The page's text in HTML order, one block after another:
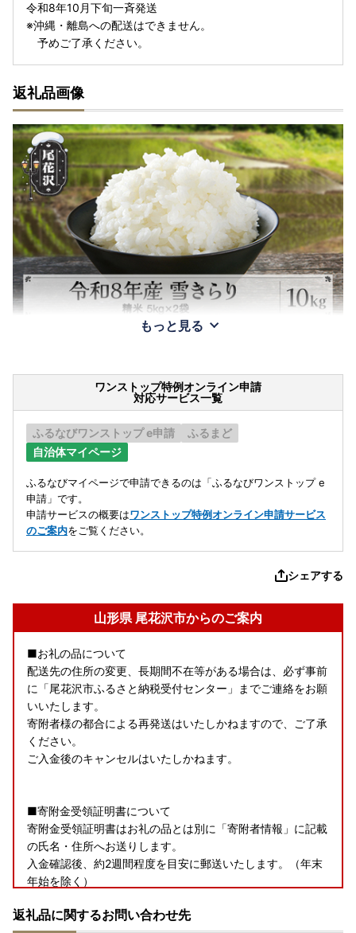
令和8年10月下旬一斉発送
※沖縄・離島への配送はできません。
予めご了承ください。
返礼品画像
もっと見る
ワンストップ特例オンライン申請
対応サービス一覧
ふるなびワンストップ e申請
ふるまど
自治体マイページ
ふるなびマイページで申請できるのは「ふるなびワンストップ e
申請」です。
申請サービスの概要はワンストップ特例オンライン申請サービス
のご案内をご覧ください。
シェアする
山形県 尾花沢市からのご案内
■お礼の品について
配送先の住所の変更、長期間不在等がある場合は、必ず事前
に「尾花沢市ふるさと納税受付センター」までご連絡をお願
いいたします。
寄附者様の都合による再発送はいたしかねますので、ご了承
ください。
ご入金後のキャンセルはいたしかねます。
■寄附金受領証明書について
寄附金受領証明書はお礼の品とは別に「寄附者情報」に記載
の氏名・住所へお送りします。
入金確認後、約2週間程度を目安に郵送いたします。（年末
年始を除く）
■ワンストップ特例申請書について
返礼品に関するお問い合わせ先